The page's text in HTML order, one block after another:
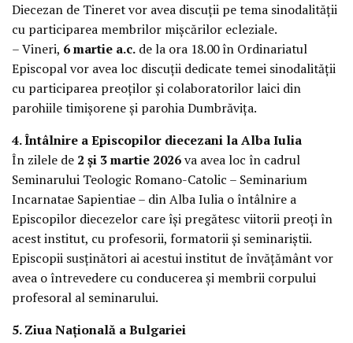
Diecezan de Tineret vor avea discuții pe tema sinodalității
cu participarea membrilor mișcărilor ecleziale.
– Vineri, 6 martie a.c. de la ora 18.00 în Ordinariatul
Episcopal vor avea loc discuții dedicate temei sinodalității
cu participarea preoților și colaboratorilor laici din
parohiile timișorene și parohia Dumbrăvița.
4. Întâlnire a Episcopilor diecezani la Alba Iulia
În zilele de 2 și 3 martie 2026va avea loc în cadrul
Seminarului Teologic Romano-Catolic – Seminarium
Incarnatae Sapientiae – din Alba Iulia o întâlnire a
Episcopilor diecezelor care își pregătesc viitorii preoți în
acest institut, cu profesorii, formatorii și seminariștii.
Episcopii susținători ai acestui institut de învățământ vor
avea o întrevedere cu conducerea și membrii corpului
profesoral al seminarului.
5. Ziua Națională a Bulgariei